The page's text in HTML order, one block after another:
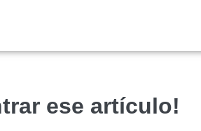
ese artículo!